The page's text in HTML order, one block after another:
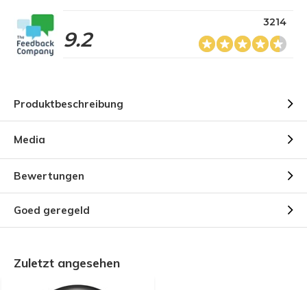
9.2
3214
Produktbeschreibung
Media
Bewertungen
Goed geregeld
Zuletzt angesehen